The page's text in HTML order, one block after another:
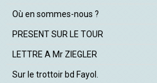
Où en sommes-nous ?
PRESENT SUR LE TOUR
LETTRE A Mr ZIEGLER
Sur le trottoir bd Fayol.